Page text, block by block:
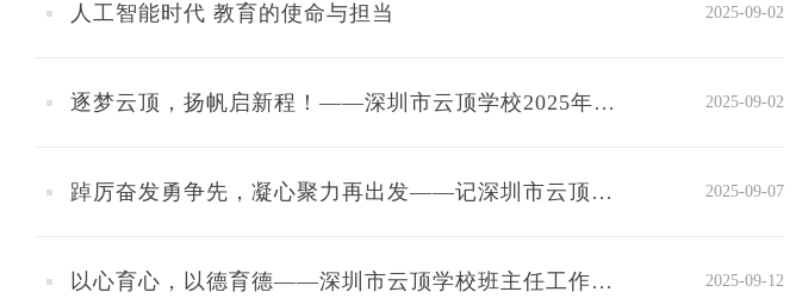
人工智能时代 教育的使命与担当 2025-09-02
逐梦云顶，扬帆启新程！——深圳市云顶学校2025年秋季开学典礼 2025-09-02
踔厉奋发勇争先，凝心聚力再出发——记深圳市云顶学校高三第一次月考质量分析会 2025-09-07
以心育心，以德育德——深圳市云顶学校班主任工作会议 2025-09-12